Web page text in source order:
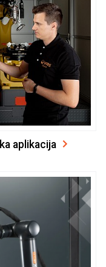
aplikacija